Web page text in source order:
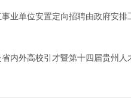
业单位安置定向招聘由政府安
内外高校引才暨第十四届贵州